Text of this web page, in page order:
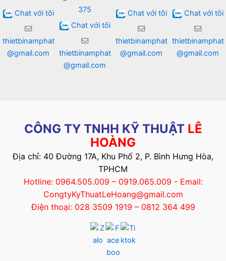
Chat với tôi
thietbinamphat
@gmail.com
375
Chat với tôi
thietbinamphat
@gmail.com
Chat với tôi
thietbinamphat
@gmail.com
Chat với tôi
thietbinamphat
@gmail.com
CÔNG TY TNHH KỸ THUẬT LÊ
HOÀNG
Địa chỉ: 40 Đường 17A, Khu Phố 2, P. Bình Hưng Hòa,
TPHCM
Hotline: 0964.505.009 – 0919.065.009 - Email:
CongtyKyThuatLeHoang@gmail.com
Điện thoại: 028 3509 1919 – 0812 364 499